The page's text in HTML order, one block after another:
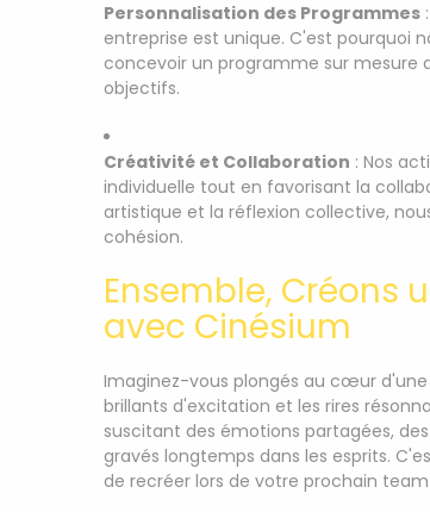
Personnalisation des Programmes
entreprise est unique. C'est pourquoi
concevoir un programme sur
objectifs.
Créativité et Collaboration : Nos
individuelle tout en favorisant la
artistique et la réflexion collective,
cohésion.
Ensemble, Créons
avec Cinésium
Imaginez-vous plongés au cœur d'une
brillants d'excitation et les rires
suscitant des émotions partagées,
gravés longtemps dans les esprits.
de recréer lors de votre prochain